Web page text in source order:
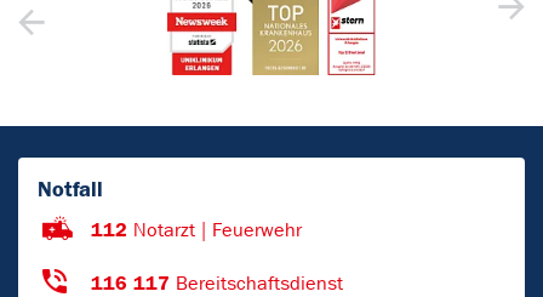
Notfall
112 Notarzt | Feuerwehr
116 117 Bereitschaftsdienst